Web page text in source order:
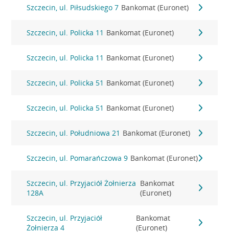
Szczecin, ul. Piłsudskiego 7 Bankomat (Euronet)
Szczecin, ul. Policka 11 Bankomat (Euronet)
Szczecin, ul. Policka 11 Bankomat (Euronet)
Szczecin, ul. Policka 51 Bankomat (Euronet)
Szczecin, ul. Policka 51 Bankomat (Euronet)
Szczecin, ul. Południowa 21 Bankomat (Euronet)
Szczecin, ul. Pomarańczowa 9 Bankomat (Euronet)
Szczecin, ul. Przyjaciół Żołnierza
128A
Bankomat
(Euronet)
Szczecin, ul. Przyjaciół
Żołnierza 4
Bankomat
(Euronet)